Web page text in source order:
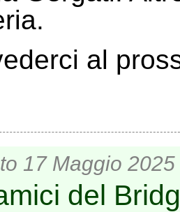
al
17 Maggio 2025
del